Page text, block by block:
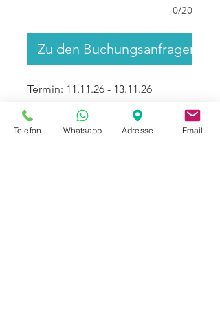
0/20
Zu den Buchungsanfragen
Termin: 11.11.26 - 13.11.26
Sein Sie dieses Jahr mit dabei
und erleben Sie 3 wunderschöne
Telefon Whatsapp Adresse Email